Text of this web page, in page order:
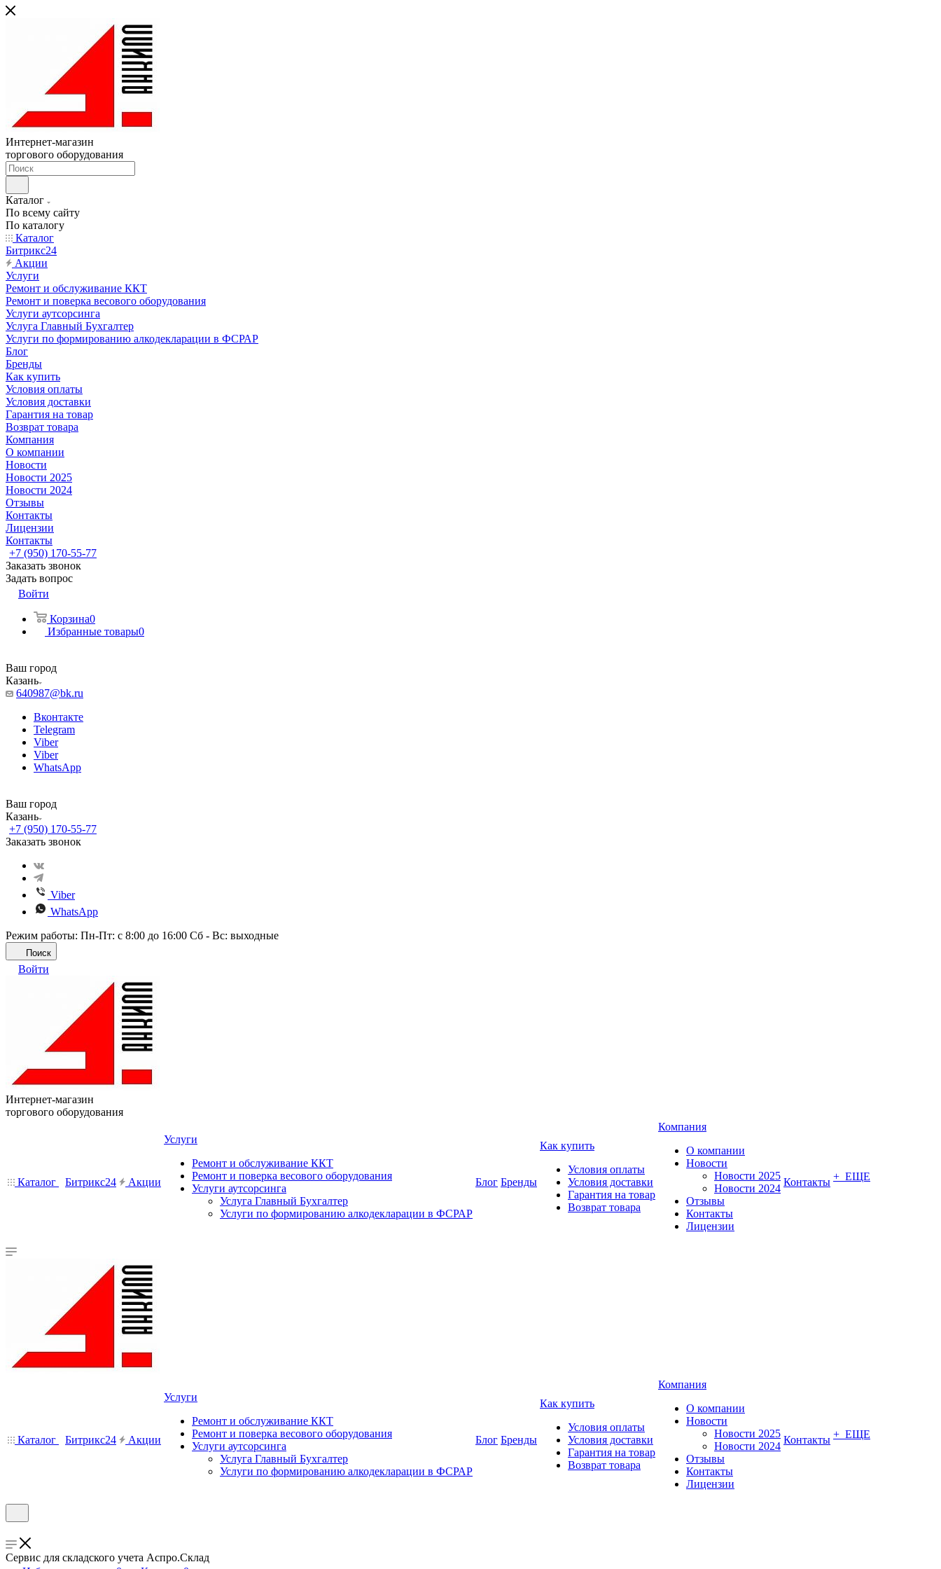
Интернет-магазин
торгового оборудования
Каталог
По всему сайту
По каталогу
Каталог
Битрикс24
Акции
Услуги
Ремонт и обслуживание ККТ
Ремонт и поверка весового оборудования
Услуги аутсорсинга
Услуга Главный Бухгалтер
Услуги по формированию алкодекларации в ФСРАР
Блог
Бренды
Как купить
Условия оплаты
Условия доставки
Гарантия на товар
Возврат товара
Компания
О компании
Новости
Новости 2025
Новости 2024
Отзывы
Контакты
Лицензии
Контакты
+7 (950) 170-55-77
Заказать звонок
Задать вопрос
Войти
Корзина0
Избранные товары0
Ваш город
Казань
640987@bk.ru
Вконтакте
Telegram
Viber
Viber
WhatsApp
Ваш город
Казань
+7 (950) 170-55-77
Заказать звонок
Viber
WhatsApp
Режим работы: Пн-Пт: с 8:00 до 16:00 Сб - Вс: выходные
Поиск
Войти
Интернет-магазин
торгового оборудования
Каталог Битрикс24 Акции
Услуги
Ремонт и обслуживание ККТ
Ремонт и поверка весового оборудования
Услуги аутсорсинга
Услуга Главный Бухгалтер
Услуги по формированию алкодекларации в ФСРАР
Блог Бренды
Как купить
Условия оплаты
Условия доставки
Гарантия на товар
Возврат товара
Компания
О компании
Новости
Новости 2025
Новости 2024
Отзывы
Контакты
Лицензии
Контакты + ЕЩЕ
Каталог Битрикс24 Акции
Услуги
Ремонт и обслуживание ККТ
Ремонт и поверка весового оборудования
Услуги аутсорсинга
Услуга Главный Бухгалтер
Услуги по формированию алкодекларации в ФСРАР
Блог Бренды
Как купить
Условия оплаты
Условия доставки
Гарантия на товар
Возврат товара
Компания
О компании
Новости
Новости 2025
Новости 2024
Отзывы
Контакты
Лицензии
Контакты + ЕЩЕ
Сервис для складского учета Аспро.Склад